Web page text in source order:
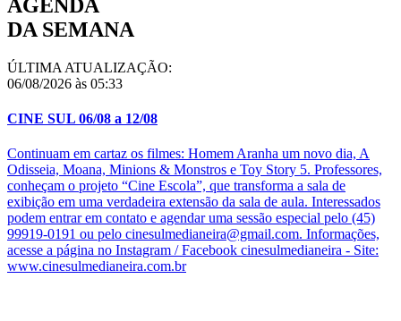
AGENDA
DA SEMANA
ÚLTIMA ATUALIZAÇÃO:
06/08/2026 às 05:33
CINE SUL 06/08 a 12/08
Continuam em cartaz os filmes: Homem Aranha um novo dia, A
Odisseia, Moana, Minions & Monstros e Toy Story 5. Professores,
conheçam o projeto “Cine Escola”, que transforma a sala de
exibição em uma verdadeira extensão da sala de aula. Interessados
podem entrar em contato e agendar uma sessão especial pelo (45)
99919-0191 ou pelo cinesulmedianeira@gmail.com. Informações,
acesse a página no Instagram / Facebook cinesulmedianeira - Site:
www.cinesulmedianeira.com.br